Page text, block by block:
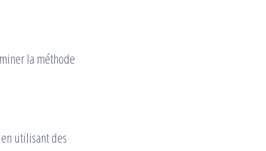
la méthode
utilisant des